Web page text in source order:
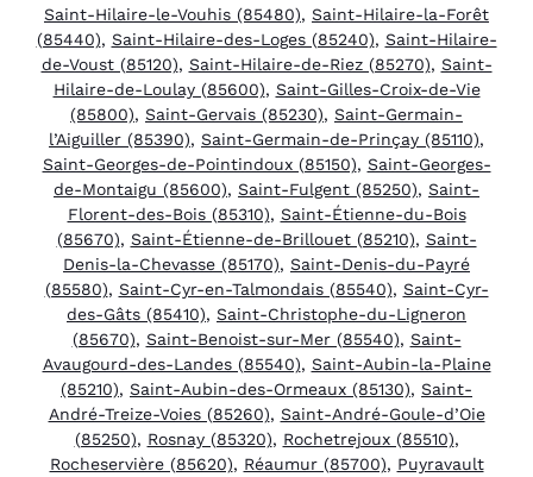
Saint-Hilaire-le-Vouhis (85480), Saint-Hilaire-la-Forêt
(85440), Saint-Hilaire-des-Loges (85240), Saint-Hilaire-
de-Voust (85120), Saint-Hilaire-de-Riez (85270), Saint-
Hilaire-de-Loulay (85600), Saint-Gilles-Croix-de-Vie
(85800), Saint-Gervais (85230), Saint-Germain-
l’Aiguiller (85390), Saint-Germain-de-Prinçay (85110),
Saint-Georges-de-Pointindoux (85150), Saint-Georges-
de-Montaigu (85600), Saint-Fulgent (85250), Saint-
Florent-des-Bois (85310), Saint-Étienne-du-Bois
(85670), Saint-Étienne-de-Brillouet (85210), Saint-
Denis-la-Chevasse (85170), Saint-Denis-du-Payré
(85580), Saint-Cyr-en-Talmondais (85540), Saint-Cyr-
des-Gâts (85410), Saint-Christophe-du-Ligneron
(85670), Saint-Benoist-sur-Mer (85540), Saint-
Avaugourd-des-Landes (85540), Saint-Aubin-la-Plaine
(85210), Saint-Aubin-des-Ormeaux (85130), Saint-
André-Treize-Voies (85260), Saint-André-Goule-d’Oie
(85250), Rosnay (85320), Rochetrejoux (85510),
Rocheservière (85620), Réaumur (85700), Puyravault